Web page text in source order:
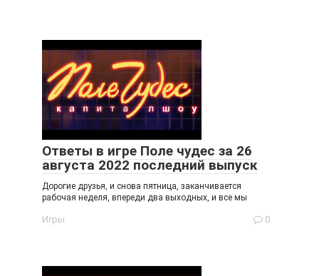
Ответы в игре Поле чудес за 26
августа 2022 последний выпуск
Дорогие друзья, и снова пятница, заканчивается
рабочая неделя, впереди два выходных, и все мы
Игры 0